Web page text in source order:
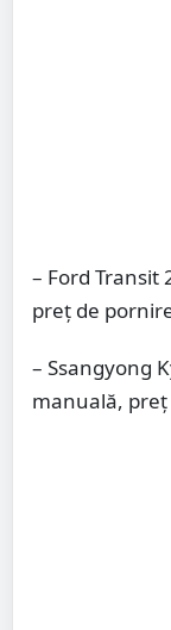
– Ford Transit
preţ de
– Ssangyong
manuală,